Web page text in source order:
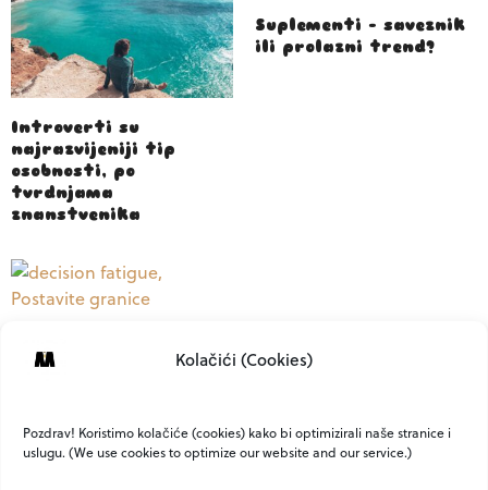
Kolačići (Cookies)
Pozdrav! Koristimo kolačiće (cookies) kako bi optimizirali naše stranice i
uslugu. (We use cookies to optimize our website and our service.)
Introverti su
najrazvijeniji tip
osobnosti, po
tvrdnjama
znanstvenika
Suplementi – saveznik
ili prolazni trend?
vas sitne odluke mogu